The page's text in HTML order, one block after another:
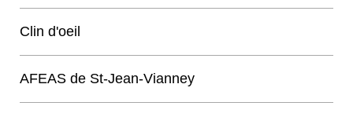
Clin d'oeil
AFEAS de St-Jean-Vianney